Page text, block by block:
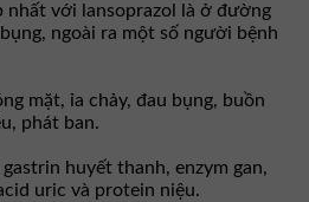
nhất với lansoprazol là ở đường
ngoài ra một số người bệnh
mặt, ỉa chảy, đau bụng, buồn
phát ban.
huyết thanh, enzym gan,
uric và protein niệu.